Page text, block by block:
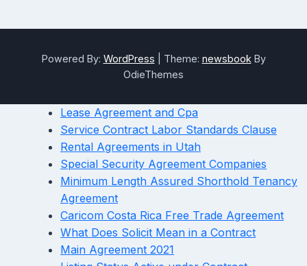
Powered By: WordPress Theme: newsbook By
OdieThemes
Lease Agreement and Cpa
Service Contract Labor Standards Clause
Rental Agreements in Utah
Special Security Agreement Companies
Minimum Length Assured Shorthold Tenancy
Agreement
Caricom Costa Rica Free Trade Agreement
What Does Solicit Mean in a Contract
Main Agreement 2021